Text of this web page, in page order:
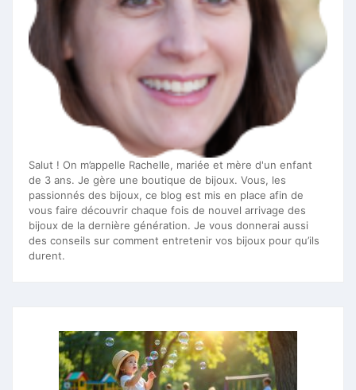
Salut ! On m’appelle Rachelle, mariée et mère d'un enfant
de 3 ans. Je gère une boutique de bijoux. Vous, les
passionnés des bijoux, ce blog est mis en place afin de
vous faire découvrir chaque fois de nouvel arrivage des
bijoux de la dernière génération. Je vous donnerai aussi
des conseils sur comment entretenir vos bijoux pour qu’ils
durent.